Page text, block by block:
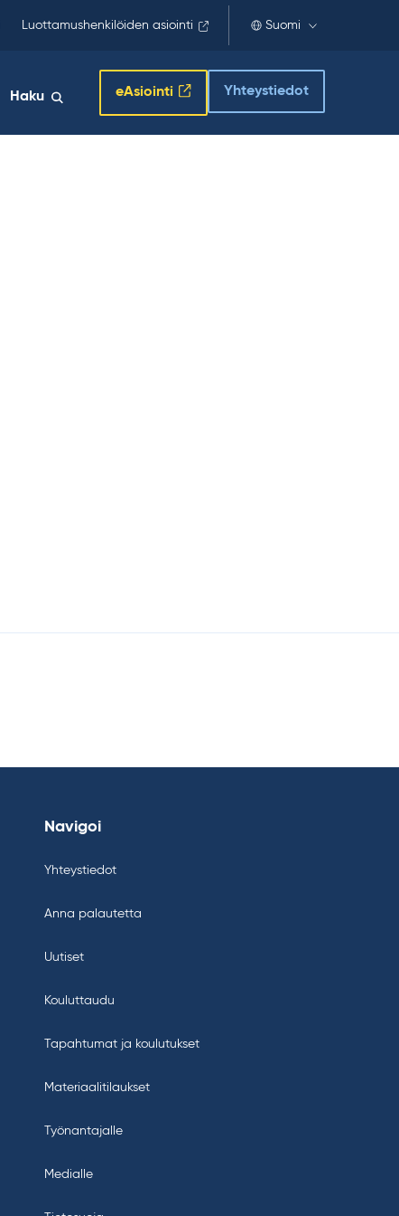
Luottamushenkilöiden asiointi Suomi
Haku eAsiointi Yhteystiedot
Navigoi
Yhteystiedot
Anna palautetta
Uutiset
Kouluttaudu
Tapahtumat ja koulutukset
Materiaalitilaukset
Työnantajalle
Medialle